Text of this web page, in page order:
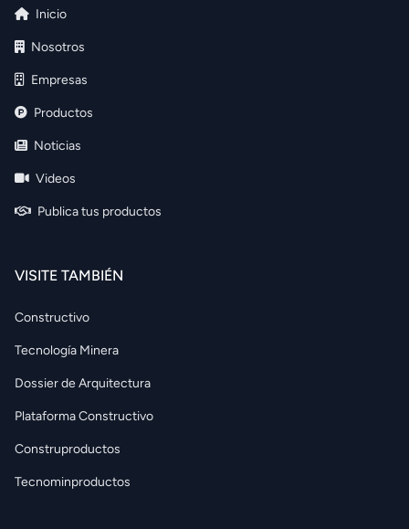
Inicio
Nosotros
Empresas
Productos
Noticias
Videos
Publica tus productos
VISITE TAMBIÉN
Constructivo
Tecnología Minera
Dossier de Arquitectura
Plataforma Constructivo
Construproductos
Tecnominproductos